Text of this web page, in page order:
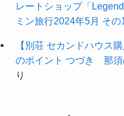
レートショップ「
ミン旅行2024年5月 その
【別荘 セカンドハウス
のポイント つづき 那須
り